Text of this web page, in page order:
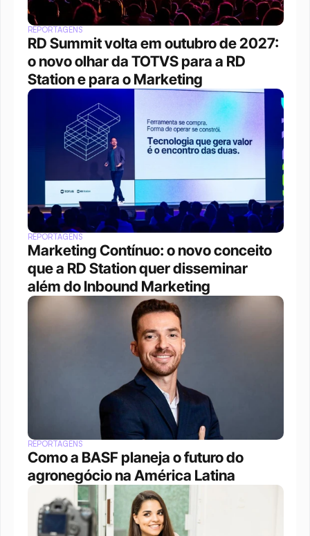
REPORTAGENS
RD Summit volta em outubro de 2027:
o novo olhar da TOTVS para a RD
Station e para o Marketing
REPORTAGENS
Marketing Contínuo: o novo conceito
que a RD Station quer disseminar
além do Inbound Marketing
REPORTAGENS
Como a BASF planeja o futuro do
agronegócio na América Latina